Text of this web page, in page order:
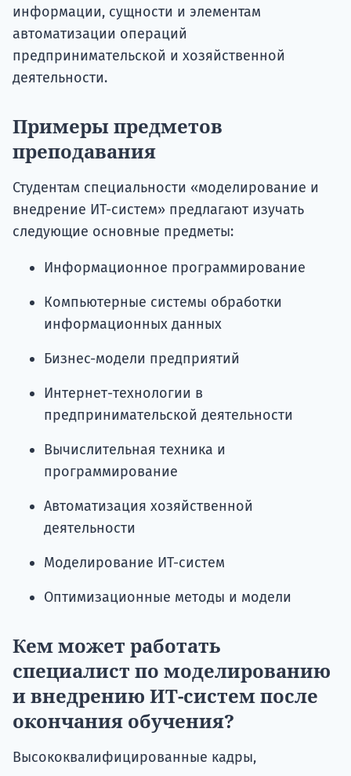
информации, сущности и элементам
автоматизации операций
предпринимательской и хозяйственной
деятельности.
Примеры предметов
преподавания
Студентам специальности «моделирование и
внедрение ИТ-систем» предлагают изучать
следующие основные предметы:
Информационное программирование
Компьютерные системы обработки
информационных данных
Бизнес-модели предприятий
Интернет-технологии в
предпринимательской деятельности
Вычислительная техника и
программирование
Автоматизация хозяйственной
деятельности
Моделирование ИТ-систем
Оптимизационные методы и модели
Кем может работать
специалист по моделированию
и внедрению ИТ-систем после
окончания обучения?
Высококвалифицированные кадры,